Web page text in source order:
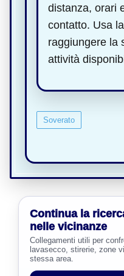
distanza, orari
contatto. Usa
raggiungere la
attività
Soverato
Continua la
nelle vicinanze
Collegamenti utili per
lavasecco, stirerie, zone
stessa area.